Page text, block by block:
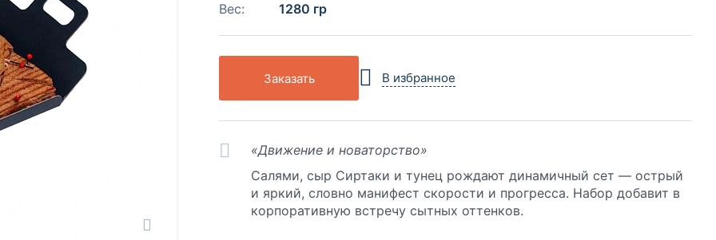
Вес: 1280 гр
Заказать В избранное
«Движение и новаторство»
Салями, сыр Сиртаки и тунец рождают динамичный сет — острый
и яркий, словно манифест скорости и прогресса. Набор добавит в
корпоративную встречу сытных оттенков.